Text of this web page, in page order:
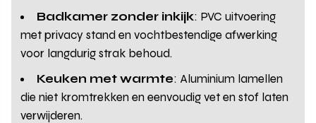
Badkamer zonder inkijk: PVC uitvoering
met privacy stand en vochtbestendige afwerking
voor langdurig strak behoud.
Keuken met warmte: Aluminium lamellen
die niet kromtrekken en eenvoudig vet en stof laten
verwijderen.